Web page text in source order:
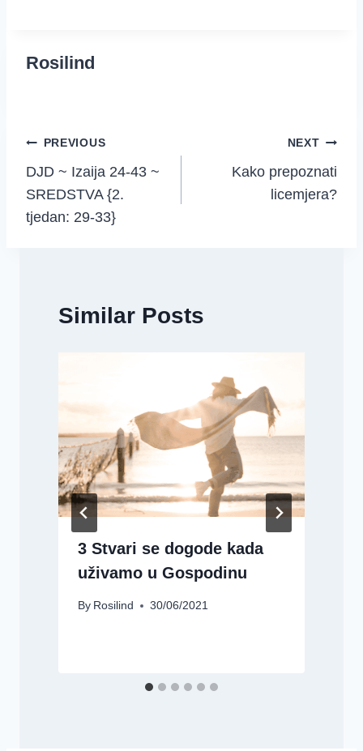
Rosilind
Post
navigation
PREVIOUS
DJD ~ Izaija 24-43 ~
SREDSTVA {2.
tjedan: 29-33}
NEXT
Kako prepoznati
licemjera?
Similar Posts
3 Stvari se dogode kada
uživamo u Gospodinu
By Rosilind 30/06/2021